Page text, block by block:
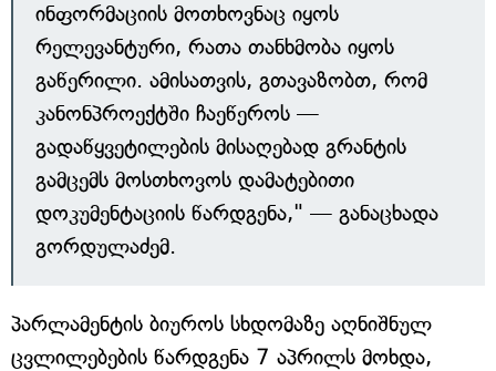
ინფორმაციის მოთხოვნაც იყოს
რელევანტური, რათა თანხმობა იყოს
გაწერილი. ამისათვის, გთავაზობთ, რომ
კანონპროექტში ჩაეწეროს —
გადაწყვეტილების მისაღებად გრანტის
გამცემს მოსთხოვოს დამატებითი
დოკუმენტაციის წარდგენა," — განაცხადა
გორდულაძემ.
პარლამენტის ბიუროს სხდომაზე აღნიშნულ
ცვლილებების წარდგენა 7 აპრილს მოხდა,